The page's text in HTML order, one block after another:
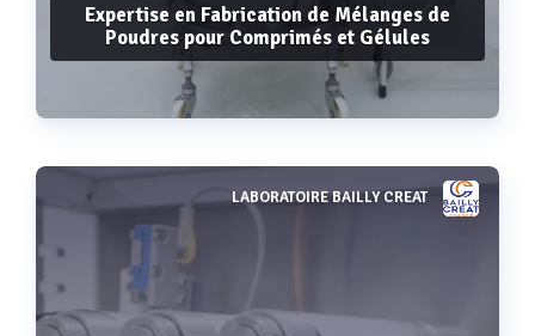
Expertise en Fabrication de Mélanges de
Poudres pour Comprimés et Gélules
Voir plus
LABORATOIRE BAILLY CREAT